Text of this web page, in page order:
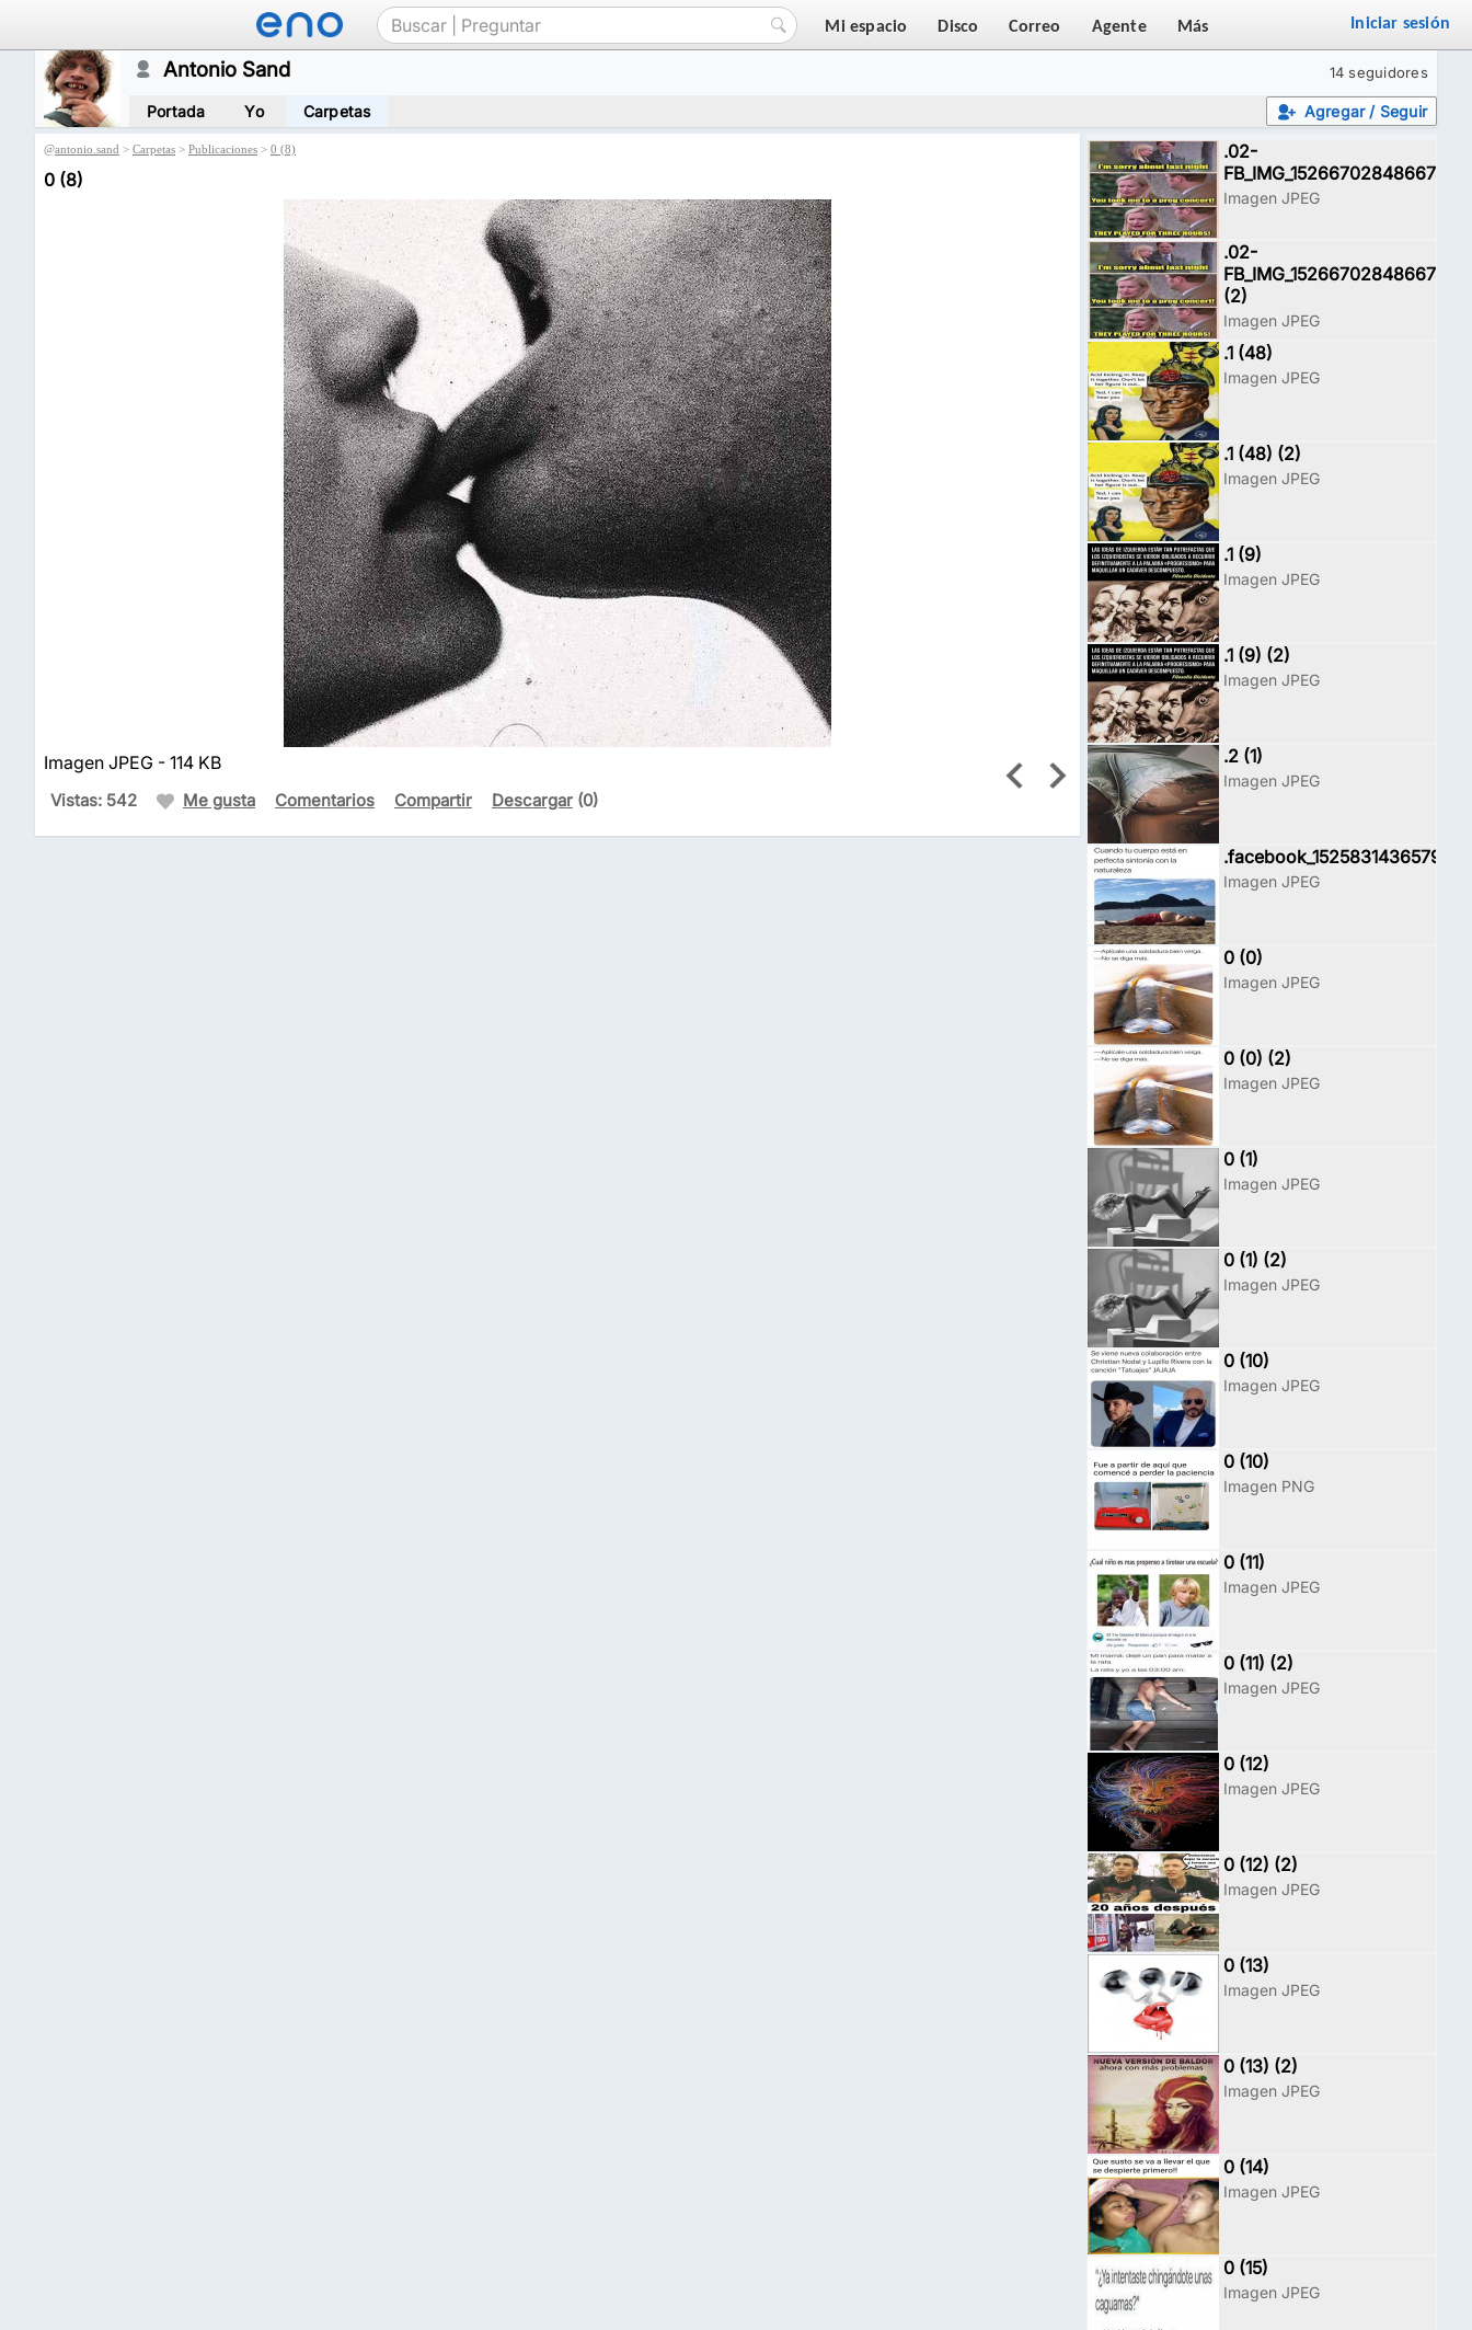
Mi espacio Disco Correo Agente Más Iniciar sesión
14 seguidores
Antonio Sand
Agregar / Seguir
Portada Yo Carpetas
@antonio.sand > Carpetas > Publicaciones > 0 (8)
0 (8)
Imagen JPEG - 114 KB
Vistas: 542 Me gusta Comentarios Compartir Descargar (0)
.02-
FB_IMG_15266702848667468
Imagen JPEG
.02-
FB_IMG_15266702848667468
(2)
Imagen JPEG
.1 (48)
Imagen JPEG
.1 (48) (2)
Imagen JPEG
.1 (9)
Imagen JPEG
.1 (9) (2)
Imagen JPEG
.2 (1)
Imagen JPEG
.facebook_1525831436579
Imagen JPEG
0 (0)
Imagen JPEG
0 (0) (2)
Imagen JPEG
0 (1)
Imagen JPEG
0 (1) (2)
Imagen JPEG
0 (10)
Imagen JPEG
0 (10)
Imagen PNG
0 (11)
Imagen JPEG
0 (11) (2)
Imagen JPEG
0 (12)
Imagen JPEG
0 (12) (2)
Imagen JPEG
0 (13)
Imagen JPEG
0 (13) (2)
Imagen JPEG
0 (14)
Imagen JPEG
0 (15)
Imagen JPEG